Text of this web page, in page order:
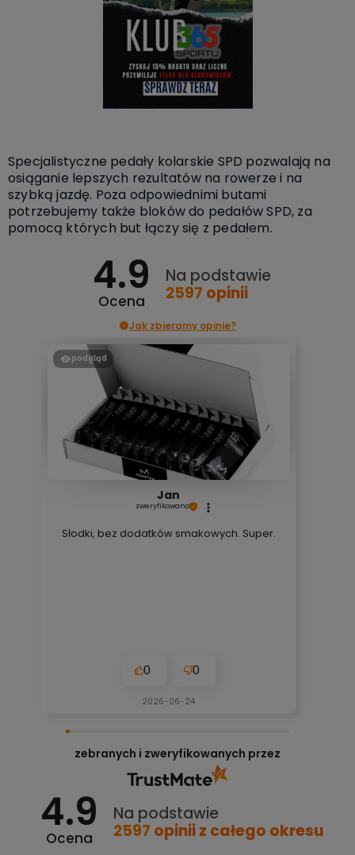
Specjalistyczne pedały kolarskie SPD pozwalają na
osiąganie lepszych rezultatów na rowerze i na
szybką jazdę. Poza odpowiednimi butami
potrzebujemy także bloków do pedałów SPD, za
pomocą których but łączy się z pedałem.
4.9
Ocena
Na podstawie
2597 opinii
Jak zbieramy opinie?
podgląd
Jan
zweryfikowano
Słodki, bez dodatków smakowych. Super.
0 0
2026-06-24
zebranych i zweryfikowanych przez
4.9
Ocena
Na podstawie
2597 opiniiz całego okresu